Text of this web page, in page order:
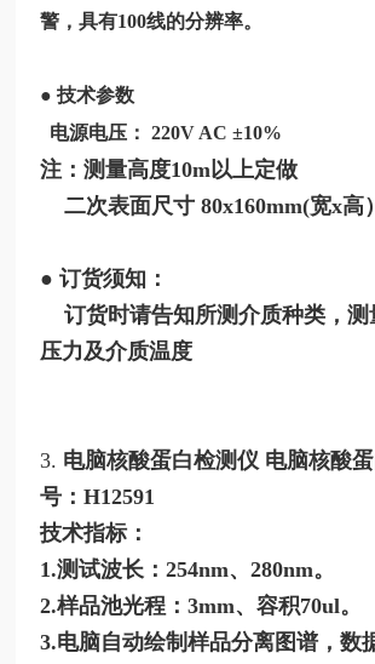
警，具有100线的分辨率。
● 技术参数
电源电压： 220V AC ±10%
注：测量高度10m以上定做
二次表面尺寸 80x160mm(宽x高）
● 订货须知：
订货时请告知所测介质种类，测
压力及介质温度
3. 电脑核酸蛋白检测仪 电脑核酸
号：H12591
技术指标：
1.测试波长：254nm、280nm。
2.样品池光程：3mm、容积70ul。
3.电脑自动绘制样品分离图谱，数